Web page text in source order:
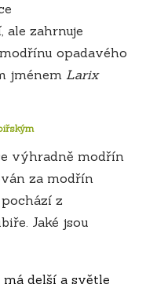
ale zahrnuje
opadavého
jménem Larix
výhradně modřín
za modřín
z
Jaké jsou
delší a světle